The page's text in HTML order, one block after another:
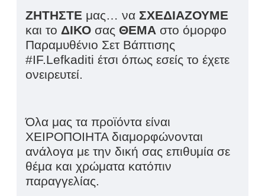
ΖΗΤΗΣΤΕ μας… να ΣΧΕΔΙΑΖΟΥΜΕ
και το ΔΙΚΟ σας ΘΕΜΑ στο όμορφο
Παραμυθένιο Σετ Βάπτισης
#IF.Lefkaditi έτσι όπως εσείς το έχετε
ονειρευτεί.
Όλα μας τα προϊόντα είναι
ΧΕΙΡΟΠΟΙΗΤΑ διαμορφώνονται
ανάλογα με την δική σας επιθυμία σε
θέμα και χρώματα κατόπιν
παραγγελίας.